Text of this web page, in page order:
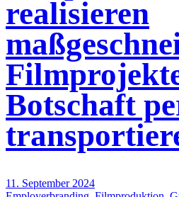
realisieren
Botschaft
11. September 2024